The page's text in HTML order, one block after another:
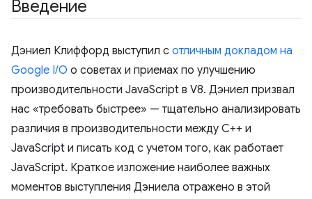
Введение
Дэниел Клиффорд выступил с отличным докладом на
Google I/O о советах и ​​приемах по улучшению
производительности JavaScript в V8. Дэниел призвал
нас «требовать быстрее» — тщательно анализировать
различия в производительности между C++ и
JavaScript и писать код с учетом того, как работает
JavaScript. Краткое изложение наиболее важных
моментов выступления Дэниела отражено в этой